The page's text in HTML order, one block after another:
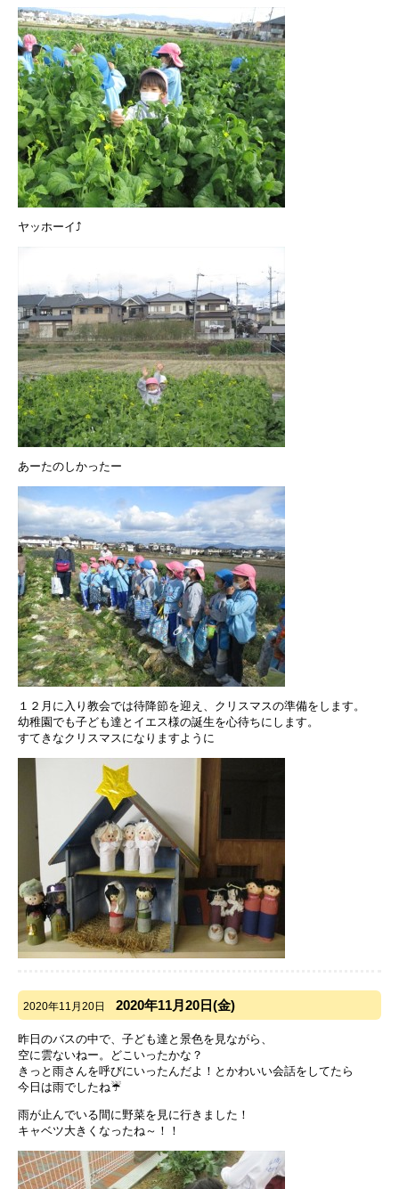
ヤッホーイ⤴
あーたのしかったー
１２月に入り教会では待降節を迎え、クリスマスの準備をします。
幼稚園でも子ども達とイエス様の誕生を心待ちにします。
すてきなクリスマスになりますように
2020年11月20日 2020年11月20日(金)
昨日のバスの中で、子ども達と景色を見ながら、
空に雲ないねー。どこいったかな？
きっと雨さんを呼びにいったんだよ！とかわいい会話をしてたら
今日は雨でしたね☔
雨が止んでいる間に野菜を見に行きました！
キャベツ大きくなったね～！！